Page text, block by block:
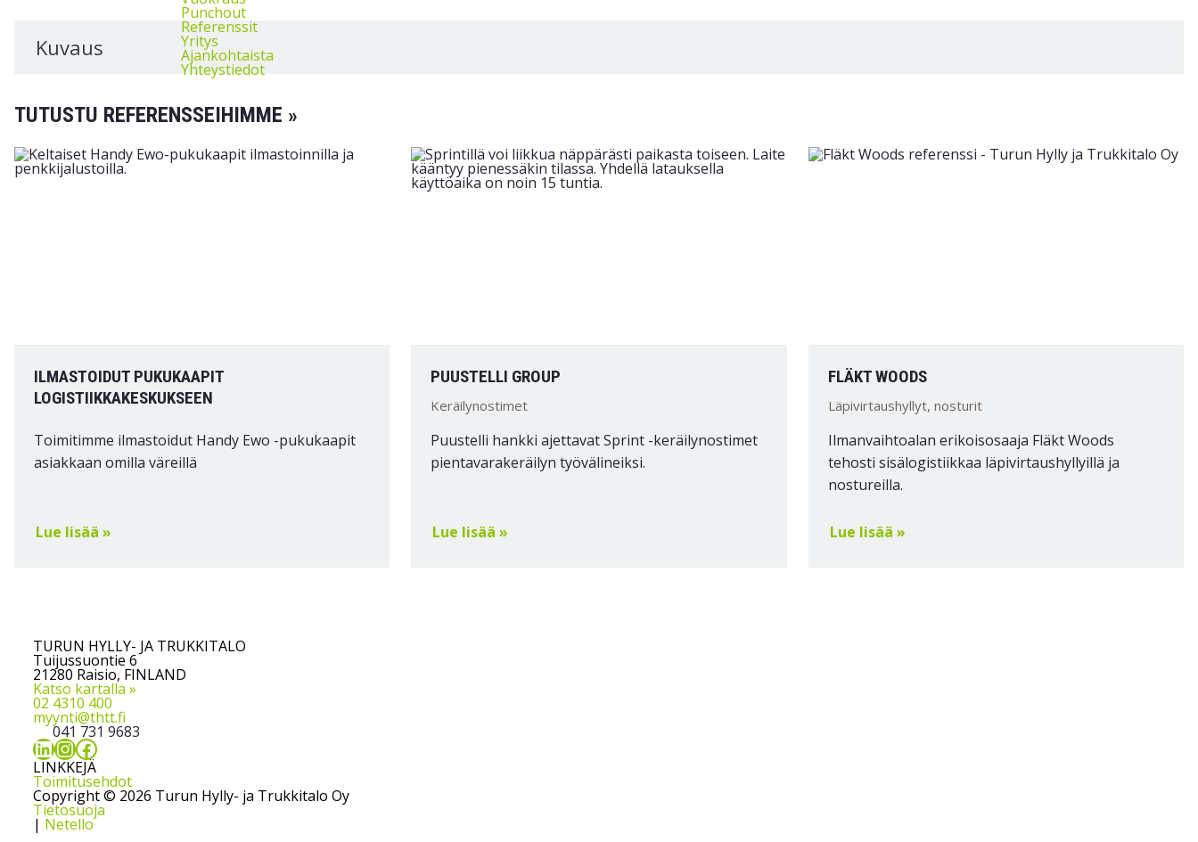
Punchout
Referenssit
Yritys
Ajankohtaista
Yhteystiedot
Kuvaus
TUTUSTU REFERENSSEIHIMME »
ILMASTOIDUT PUKUKAAPIT
LOGISTIIKKAKESKUKSEEN
Toimitimme ilmastoidut Handy Ewo -pukukaapit
asiakkaan omilla väreillä
Lue lisää »
PUUSTELLI GROUP
Keräilynostimet
Puustelli hankki ajettavat Sprint -keräilynostimet
pientavarakeräilyn työvälineiksi.
Lue lisää »
FLÄKT WOODS
Läpivirtaushyllyt, nosturit
Ilmanvaihtoalan erikoisosaaja Fläkt Woods
tehosti sisälogistiikkaa läpivirtaushyllyillä ja
nostureilla.
Lue lisää »
TURUN HYLLY- JA TRUKKITALO
Tuijussuontie 6
21280 Raisio, FINLAND
Katso kartalla »
02 4310 400
myynti@thtt.fi
041 731 9683
LinkedIn
Instagram
Facebook
LINKKEJÄ
Toimitusehdot
Copyright © 2026 Turun Hylly- ja Trukkitalo Oy
Tietosuoja
| Netello